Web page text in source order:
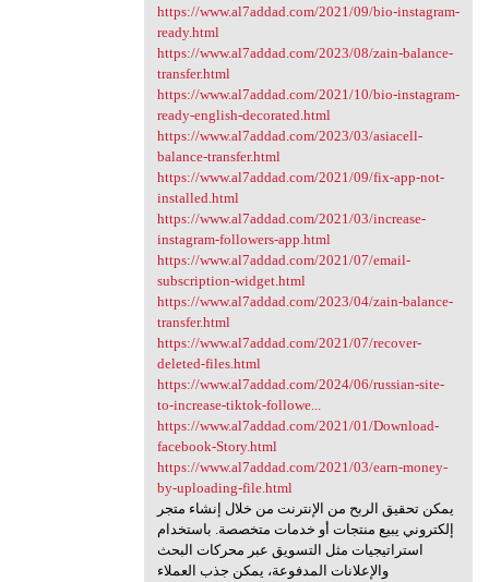
https://www.al7addad.com/2021/09/bio-instagram-
ready.html
https://www.al7addad.com/2023/08/zain-balance-
transfer.html
https://www.al7addad.com/2021/10/bio-instagram-
ready-english-decorated.html
https://www.al7addad.com/2023/03/asiacell-
balance-transfer.html
https://www.al7addad.com/2021/09/fix-app-not-
installed.html
https://www.al7addad.com/2021/03/increase-
instagram-followers-app.html
https://www.al7addad.com/2021/07/email-
subscription-widget.html
https://www.al7addad.com/2023/04/zain-balance-
transfer.html
https://www.al7addad.com/2021/07/recover-
deleted-files.html
https://www.al7addad.com/2024/06/russian-site-
to-increase-tiktok-followe...
https://www.al7addad.com/2021/01/Download-
facebook-Story.html
https://www.al7addad.com/2021/03/earn-money-
by-uploading-file.html
يمكن تحقيق الربح من الإنترنت من خلال إنشاء متجر
إلكتروني يبيع منتجات أو خدمات متخصصة. باستخدام
استراتيجيات مثل التسويق عبر محركات البحث
والإعلانات المدفوعة، يمكن جذب العملاء